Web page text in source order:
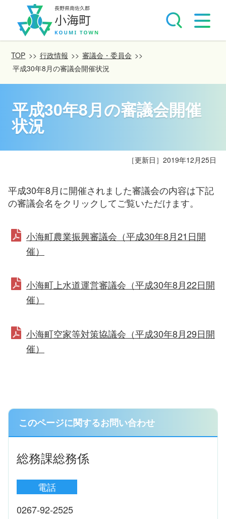
TOP >> 行政情報 >> 審議会・委員会 >>
平成30年8月の審議会開催状況
平成30年8月の審議会開催
状況
［更新日］ 2019年12月25日
平成30年8月に開催されました審議会の内容は下記
の審議会名をクリックしてご覧いただけます。
小海町農業振興審議会（平成30年8月21日開
催）
小海町上水道運営審議会（平成30年8月22日開
催）
小海町空家等対策協議会（平成30年8月29日開
催）
このページに関するお問い合わせ
総務課総務係
電話
0267-92-2525